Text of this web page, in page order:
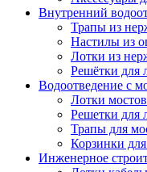
Внутренний
Трапы из
Настилы из
Лотки из
Решётки для
Водоотведение с
Лотки
Решетки для
Трапы для
Корзинки
Инженерное